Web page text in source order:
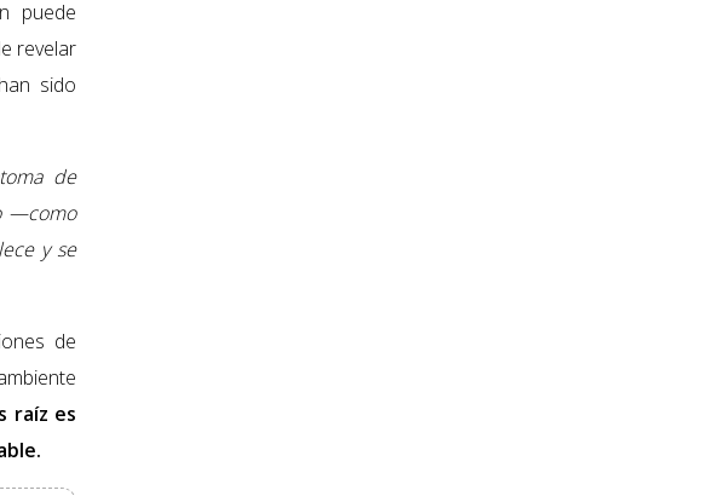
puede
revelar
sido
de
—como
y se
de
raíz es